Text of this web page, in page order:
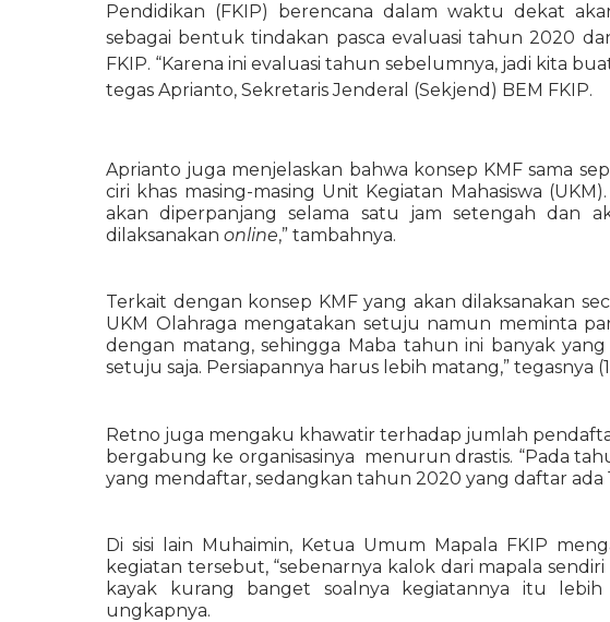
Pendidikan (FKIP) berencana dalam waktu dekat
sebagai bentuk tindakan pasca evaluasi tahun 2020
FKIP. “Karena ini evaluasi tahun sebelumnya, jadi kita
tegas Aprianto, Sekretaris Jenderal (Sekjend) BEM FKIP.
Aprianto juga menjelaskan bahwa konsep KMF sama
ciri khas masing-masing Unit Kegiatan Mahasiswa
akan diperpanjang selama satu jam setengah dan
dilaksanakan online,” tambahnya.
Terkait dengan konsep KMF yang akan dilaksanakan
UKM Olahraga mengatakan setuju namun meminta
dengan matang, sehingga Maba tahun ini banyak
setuju saja. Persiapannya harus lebih matang,” tegasnya
Retno juga mengaku khawatir terhadap jumlah
bergabung ke organisasinya  menurun drastis. “Pada
yang mendaftar, sedangkan tahun 2020 yang daftar ada
Di sisi lain Muhaimin, Ketua Umum Mapala FKIP
kegiatan tersebut, “sebenarnya kalok dari mapala
kayak kurang banget soalnya kegiatannya itu
ungkapnya.